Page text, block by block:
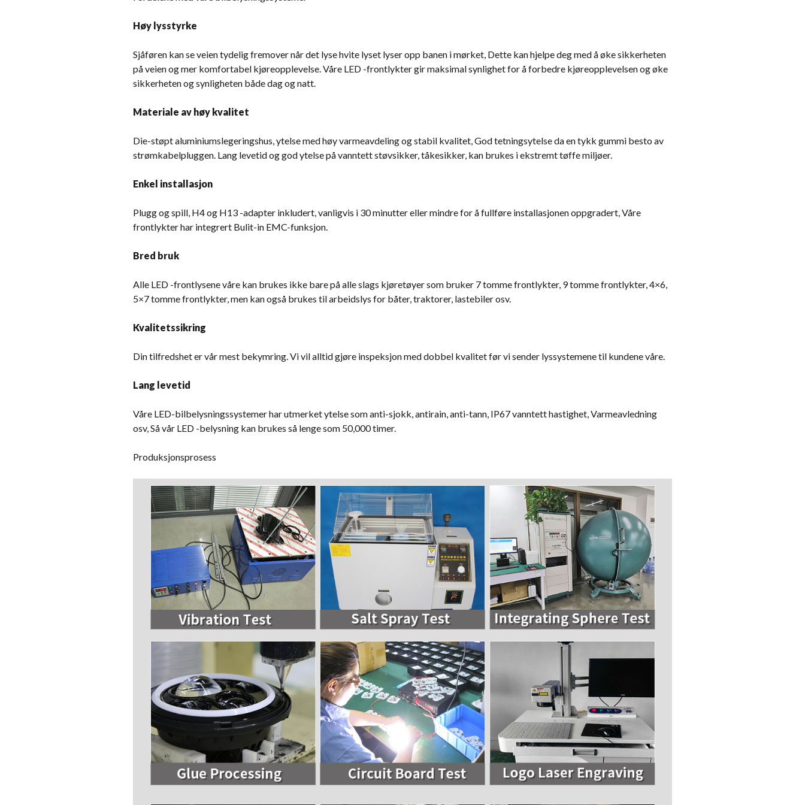
Høy lysstyrke
Sjåføren kan se veien tydelig fremover når det lyse hvite lyset lyser opp banen i mørket, Dette kan hjelpe deg med å øke sikkerheten
på veien og mer komfortabel kjøreopplevelse. Våre LED -frontlykter gir maksimal synlighet for å forbedre kjøreopplevelsen og øke
sikkerheten og synligheten både dag og natt.
Materiale av høy kvalitet
Die-støpt aluminiumslegeringshus, ytelse med høy varmeavdeling og stabil kvalitet, God tetningsytelse da en tykk gummi besto av
strømkabelpluggen. Lang levetid og god ytelse på vanntett støvsikker, tåkesikker, kan brukes i ekstremt tøffe miljøer.
Enkel installasjon
Plugg og spill, H4 og H13 -adapter inkludert, vanligvis i 30 minutter eller mindre for å fullføre installasjonen oppgradert, Våre
frontlykter har integrert Bulit-in EMC-funksjon.
Bred bruk
Alle LED -frontlysene våre kan brukes ikke bare på alle slags kjøretøyer som bruker 7 tomme frontlykter, 9 tomme frontlykter, 4×6,
5×7 tomme frontlykter, men kan også brukes til arbeidslys for båter, traktorer, lastebiler osv.
Kvalitetssikring
Din tilfredshet er vår mest bekymring. Vi vil alltid gjøre inspeksjon med dobbel kvalitet før vi sender lyssystemene til kundene våre.
Lang levetid
Våre LED-bilbelysningssystemer har utmerket ytelse som anti-sjokk, antirain, anti-tann, IP67 vanntett hastighet, Varmeavledning
osv, Så vår LED -belysning kan brukes så lenge som 50,000 timer.
Produksjonsprosess